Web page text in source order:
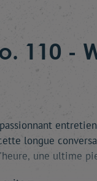
110 -
longue
une ultime